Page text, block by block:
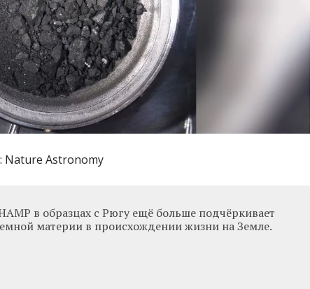
Nature Astronomy
в образцах с Рюгу ещё больше подчёркивает
материи в происхождении жизни на Земле.